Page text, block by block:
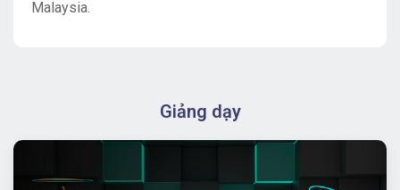
Malaysia.
Giảng dạy